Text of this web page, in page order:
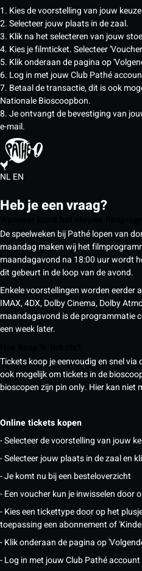
1. Kies de voorstelling van jouw
2. Selecteer jouw plaats in de zaal.
3. Klik na het selecteren van jouw
4. Kies je filmticket. Selecteer
5. Klik onderaan de pagina op
6. Log in met jouw Club Pathé
7. Betaal de transactie, dit is ook
Nationale Bioscoopbon.
8. Je ontvangt de bevestiging van
e-mail.
NLEN
Heb je een vraag?
De speelweken bij Pathé lopen van
maandag maken wij het
maandagavond na 18:00 uur wordt
dit gebeurt in de loop van de avond.
Enkele voorstellingen worden eerder
IMAX, 4DX, Dolby Cinema, Dolby
maandagavond is de programmatie
een week later.
Tickets koop je eenvoudig en snel
ook mogelijk om tickets in de
bioscopen zijn pin only. Hier kan
Online tickets kopen
- Selecteer de voorstelling van jouw
- Selecteer jouw plaats in de zaal en
- Je komt nu bij een besteloverzicht
- Een voucher kun je inwisselen door
- Kies een tickettype door op het
toepassing een abonnement of
- Klik onderaan de pagina op
- Log in met jouw Club Pathé account